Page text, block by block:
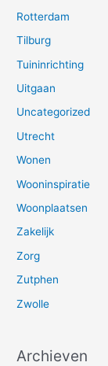
Rotterdam
Tilburg
Tuininrichting
Uitgaan
Uncategorized
Utrecht
Wonen
Wooninspiratie
Woonplaatsen
Zakelijk
Zorg
Zutphen
Zwolle
Archieven